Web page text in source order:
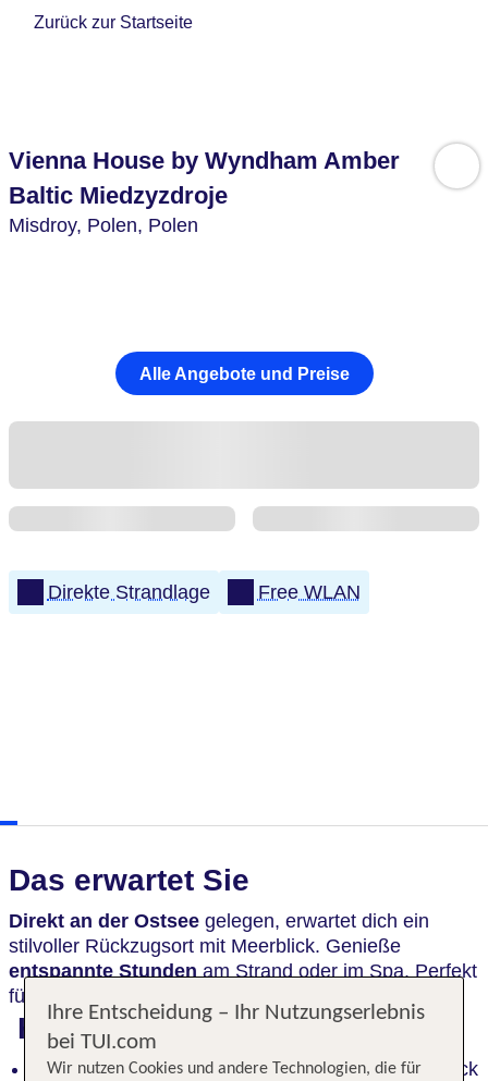
Zurück zur Startseite
Vienna House by Wyndham Amber
Baltic Miedzyzdroje
Misdroy, Polen, Polen
Alle Angebote und Preise
Direkte Strandlage Free WLAN
Das erwartet Sie
Direkt an der Ostsee gelegen, erwartet dich ein
stilvoller Rückzugsort mit Meerblick. Genieße
entspannte Stundenam Strand oder im Spa. Perfekt
für alle, die
Highlights
Helle, freundliche Zimmer mit Balkon und Meerblick
Ihre Entscheidung – Ihr Nutzungserlebnis
bei TUI.com
Wir nutzen Cookies und andere Technologien, die für